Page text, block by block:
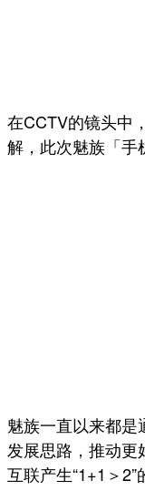
在CCTV的镜头中
解，此次魅族「手
魅族一直以来都
发展思路，推动
互联产生“1+1＞2”